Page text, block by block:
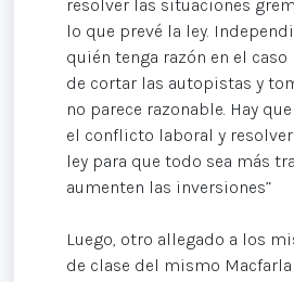
resolver las situaciones
lo que prevé la ley.
quién tenga razón en el
de cortar las autopistas y
no parece razonable. Hay
el conflicto laboral y
ley para que todo sea más
aumenten las inversiones”
Luego, otro allegado a los
de clase del mismo